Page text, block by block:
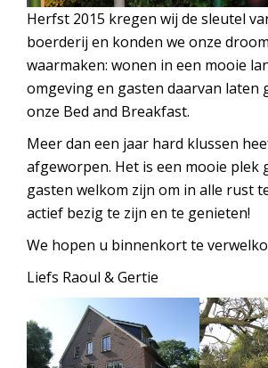
Herfst 2015 kregen wij de sleutel
boerderij en konden we onze
waarmaken: wonen in een mooie
omgeving en gasten daarvan laten
onze Bed and Breakfast.
Meer dan een jaar hard klussen
afgeworpen. Het is een mooie plek
gasten welkom zijn om in alle rust
actief bezig te zijn en te genieten!
We hopen u binnenkort te
Liefs Raoul & Gertie